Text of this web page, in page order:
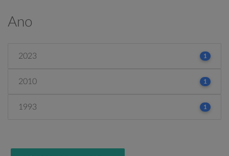
Ano
2023 1
2010 1
1993 1